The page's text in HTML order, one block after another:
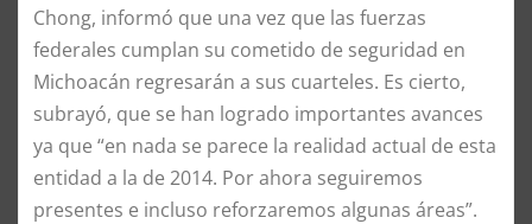
Chong, informó que una vez que las fuerzas
federales cumplan su cometido de seguridad en
Michoacán regresarán a sus cuarteles. Es cierto,
subrayó, que se han logrado importantes avances
ya que “en nada se parece la realidad actual de esta
entidad a la de 2014. Por ahora seguiremos
presentes e incluso reforzaremos algunas áreas”.